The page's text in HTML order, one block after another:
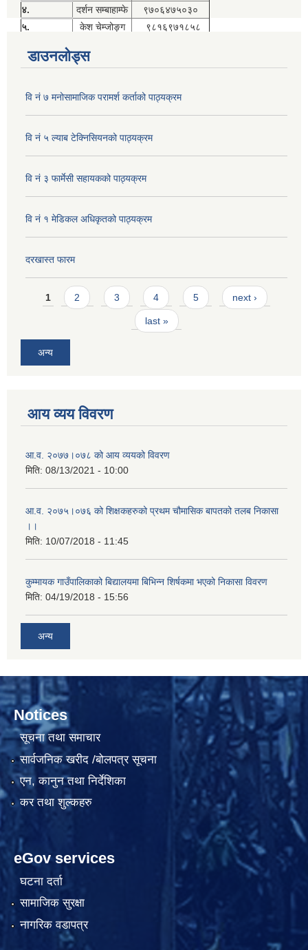
४.
दर्शन सम्बाहाम्फे
९७०६४७५०३०
५.
केश चेम्जोङ्ग ९८१६९७१८५८
डाउनलोड्स
वि नं ७ मनोसामाजिक परामर्श कर्ताको पाठ्यक्रम
वि नं ५ ल्याब टेक्निसियनको पाठ्यक्रम
वि नं ३ फार्मेसी सहायकको पाठ्यक्रम
वि नं १ मेडिकल अधिकृतको पाठ्यक्रम
दरखास्त फारम
Pages
1 2 3 4 5 next ›
last »
अन्य
आय व्यय विवरण
आ.व. २०७७।०७८ को आय व्ययको विवरण
मिति: 08/13/2021 - 10:00
आ.व. २०७५।०७६ को शिक्षकहरुको प्रथम चौमासिक बापतको तलब निकासा
।।
मिति: 10/07/2018 - 11:45
कुम्मायक गाउँपालिकाको बिद्यालयमा बिभिन्न शिर्षकमा भएको निकासा विवरण
मिति: 04/19/2018 - 15:56
अन्य
Notices
सूचना तथा समाचार
सार्वजनिक खरीद /बोलपत्र सूचना
एन, कानुन तथा निर्देशिका
कर तथा शुल्कहरु
eGov services
घटना दर्ता
सामाजिक सुरक्षा
नागरिक वडापत्र